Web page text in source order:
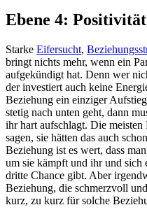
Ebene 4:
Starke Eifersucht,
bringt nichts mehr, wenn ein
aufgekündigt hat. Denn wer
der investiert auch keine
Beziehung ein einziger
stetig nach unten geht, dann
ihr hart aufschlagt. Die meisten
sagen, sie hätten das auch
Beziehung ist es wert, dass
um sie kämpft und ihr und sich
dritte Chance gibt. Aber
Beziehung, die schmerzvoll
kurz, zu kurz für solche